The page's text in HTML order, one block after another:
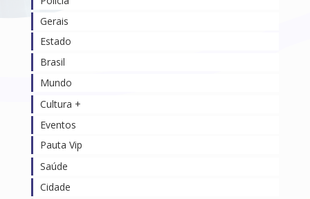
Gerais
Estado
Brasil
Mundo
Cultura +
Eventos
Pauta Vip
Saúde
Cidade